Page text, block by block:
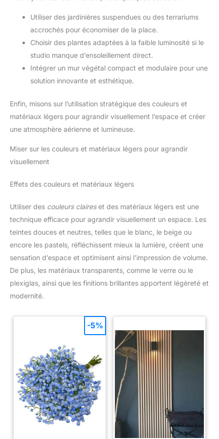
minutes passées dans une
pièce avec de vraies plantes
amélioreront votre humeur
d'intérieur avec leurs troncs
jaunes et leurs feuilles vertes
sont un atout pour votre design
intérieur Emplacement : un
éclairage indirect lumineux et
une humidité élevée sont les
palmier peut tolérer un peu de
évitez la lumière directe du
les plantes vertes ne soient pas
brusques de température ou à
intérieur exceptionnel. Chaque plante de notre sélection
possède des propriétés purificatrices de l’air et crée une
atmosphère relaxante grâce à la production d’oxygène frais.
EXPÉDITION DES PLANTES - Nos magnifiques plantes
sont soigneusement emballées dans un carton d’expédition
spécial pour une livraison en toute sécurité. Une qualité
supérieure livrée directement à la porte du destinataire.
Commande dès maintenant le lot de 8 plantes surprises et
Utiliser des jardinières suspendues ou des terrariums
accrochés pour économiser de la place.
Choisir des plantes adaptées à la faible luminosité si le
studio manque d’ensoleillement direct.
Intégrer un mur végétal compact et modulaire pour une
solution innovante et esthétique.
Enfin, misons sur l’utilisation stratégique des couleurs et
matériaux légers pour agrandir visuellement l’espace et créer
une atmosphère aérienne et lumineuse.
Miser sur les couleurs et matériaux légers pour agrandir
visuellement
Effets des couleurs et matériaux légers
Utiliser des couleurs claireset des matériaux légers est une
technique efficace pour agrandir visuellement un espace. Les
teintes douces et neutres, telles que le blanc, le beige ou
encore les pastels, réfléchissent mieux la lumière, créent une
sensation d’espace et optimisent ainsi l’impression de volume.
De plus, les matériaux transparents, comme le verre ou le
plexiglas, ainsi que les finitions brillantes apportent légèreté et
modernité.
-5%